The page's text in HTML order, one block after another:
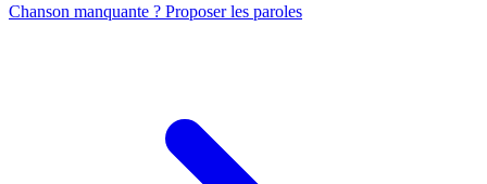
Chanson manquante ? Proposer les paroles